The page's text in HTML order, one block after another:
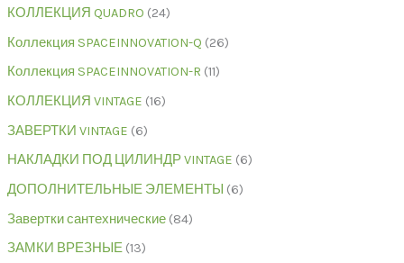
КОЛЛЕКЦИЯ QUADRO 24
Коллекция SPACEINNOVATION-Q 26
Коллекция SPACEINNOVATION-R 11
КОЛЛЕКЦИЯ VINTAGE 16
ЗАВЕРТКИ VINTAGE 6
НАКЛАДКИ ПОД ЦИЛИНДР VINTAGE 6
ДОПОЛНИТЕЛЬНЫЕ ЭЛЕМЕНТЫ
6
Завертки сантехнические 84
ЗАМКИ ВРЕЗНЫЕ 13